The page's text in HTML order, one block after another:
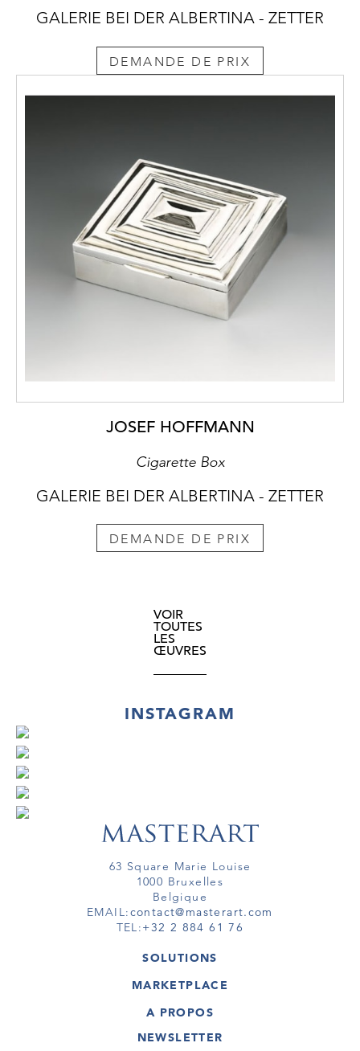
GALERIE BEI DER ALBERTINA - ZETTER
DEMANDE DE PRIX
JOSEF HOFFMANN
Cigarette Box
GALERIE BEI DER ALBERTINA - ZETTER
DEMANDE DE PRIX
VOIR
TOUTES
LES
ŒUVRES
INSTAGRAM
63 Square Marie Louise
1000 Bruxelles
Belgique
EMAIL:contact@masterart.com
TEL:+32 2 884 61 76
SOLUTIONS
GALERIE
ARTISTE
TOUR VIRTUEL
MARKETPLACE
OEUVRES D'ART
TOURS VIRTUELS
A PROPOS
MASTERART
NEWSLETTER